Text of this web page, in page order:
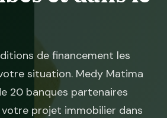
de financement les
situation. Medy Matima
20 banques partenaires
projet immobilier dans